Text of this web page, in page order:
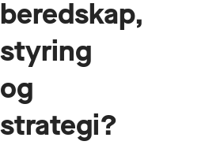
beredskap,
styring
og
strategi?